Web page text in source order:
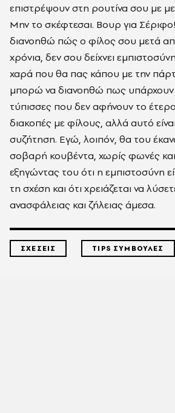
επιστρέψουν στη ρουτίνα σου με
Μην το σκέφτεσαι. Βουρ για
διανοηθώ πώς ο φίλος σου μετά
χρόνια, δεν σου δείχνει
χαρά που θα πας κάπου με την
μπορώ να διανοηθώ πως υπάρχουν
τύπισσες που δεν αφήνουν το
διακοπές με φίλους, αλλά αυτό
συζήτηση. Εγώ, λοιπόν, θα του
σοβαρή κουβέντα, χωρίς φωνές
εξηγώντας του ότι η εμπιστοσύνη
τη σχέση και ότι χρειάζεται να
ανασφάλειας και ζήλειας άμεσα.
ΣΧΕΣΕΙΣ TIPS ΣΥΜΒΟΥΛΕΣ